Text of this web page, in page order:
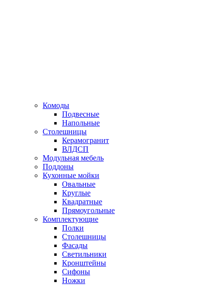
Комоды
Подвесные
Напольные
Столешницы
Керамогранит
ВЛДСП
Модульная мебель
Поддоны
Кухонные мойки
Овальные
Круглые
Квадратные
Прямоугольные
Комплектующие
Полки
Столешницы
Фасады
Светильники
Кронштейны
Сифоны
Ножки